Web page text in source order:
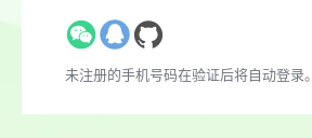
未注册的手机号码在验证后将自动登录。